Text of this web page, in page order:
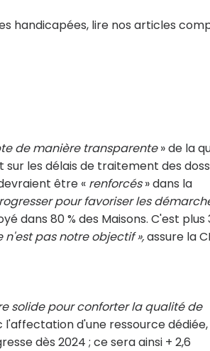
handicapées, lire nos articles
de manière transparente» de la
les délais de traitement des
être « renforcés» dans la
pour favoriser les
dans 80 % des Maisons. C'est plus
pas notre objectif »,assure la
solide pour conforter la qualité de
d'une ressource dédiée,
dès 2024 ; ce sera ainsi + 2,6